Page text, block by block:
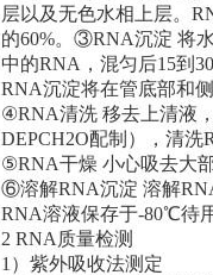
层以及无色水相上层。
的60%。③RNA沉淀 将
中的RNA，混匀后15到
RNA沉淀将在管底部和
④RNA清洗 移去上清液
DEPCH2O配制），清
⑤RNA干燥 小心吸去大
⑥溶解RNA沉淀 溶解
RNA溶液保存于-80℃待
2 RNA质量检测
1）紫外吸收法测定